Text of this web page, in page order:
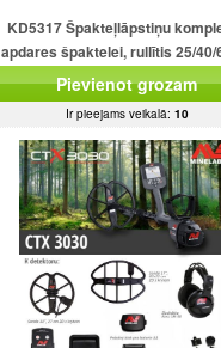
KD5317 Špakteļlāpstiņu
apdares špaktelei, rullītis 25/40/
cm.
Pievienot grozam
Ir pieejams veikalā: 10